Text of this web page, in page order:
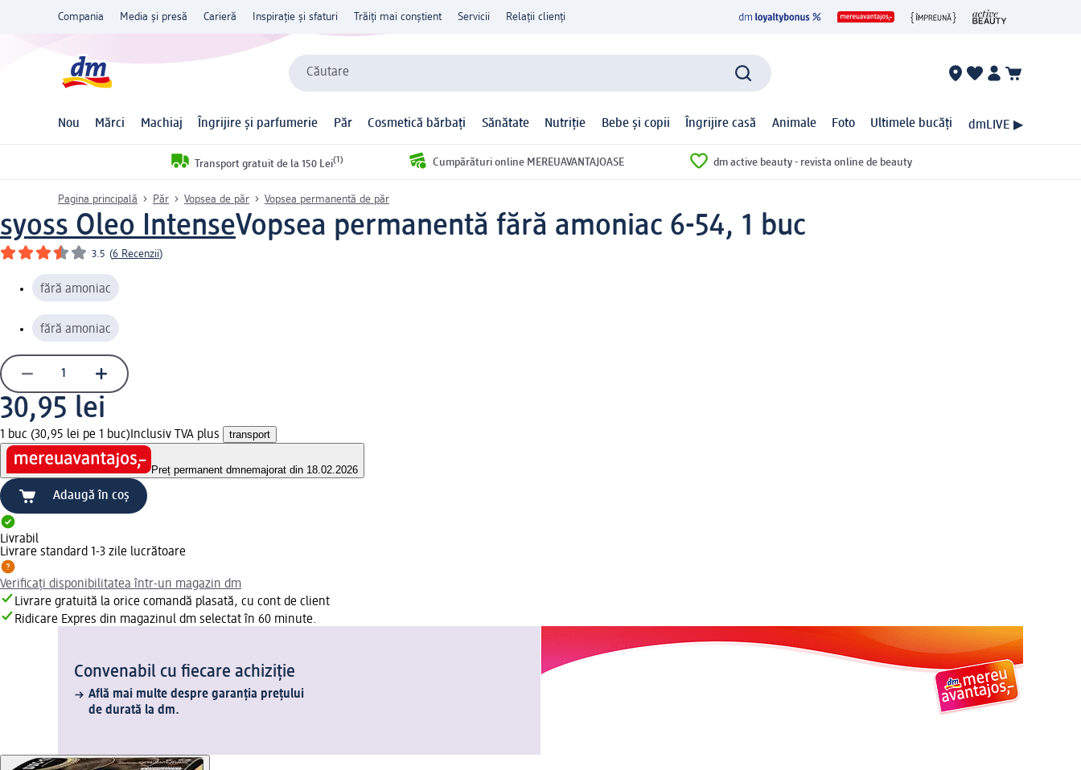
Compania Media și presă Carieră Inspirație și sfaturi Trăiți mai conștient Servicii Relații clienți
Căutare
Nou Mărci Machiaj Îngrijire și parfumerie Păr Cosmetică bărbați Sănătate Nutriție Bebe și copii Îngrijire casă Animale Foto Ultimele bucăți dmLIVE ▶
Transport gratuit de la 150 Lei(1) Cumpărături online MEREUAVANTAJOASE dm active beauty - revista online de beauty
Pagina principală Păr Vopsea de păr Vopsea permanentă de păr
syoss Oleo IntenseVopsea permanentă fără amoniac 6-54, 1 buc
3.5 (6 Recenzii)
fără amoniac
fără amoniac
30,95 lei
1 buc (30,95 lei pe 1 buc) Inclusiv TVA plus transport
Preț permanent dmnemajorat din 18.02.2026
Adaugă în coș
Livrabil
Livrare standard 1-3 zile lucrătoare
Verificați disponibilitatea într-un magazin dm
Livrare gratuită la orice comandă plasată, cu cont de client
Ridicare Expres din magazinul dm selectat în 60 minute.
Convenabil cu fiecare achiziție
Află mai multe despre garanția prețului
de durată la dm.